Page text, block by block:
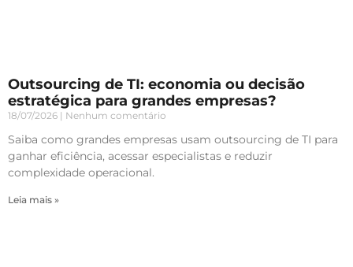
Outsourcing de TI: economia ou decisão
estratégica para grandes empresas?
18/07/2026 Nenhum comentário
Saiba como grandes empresas usam outsourcing de TI para
ganhar eficiência, acessar especialistas e reduzir
complexidade operacional.
Leia mais »